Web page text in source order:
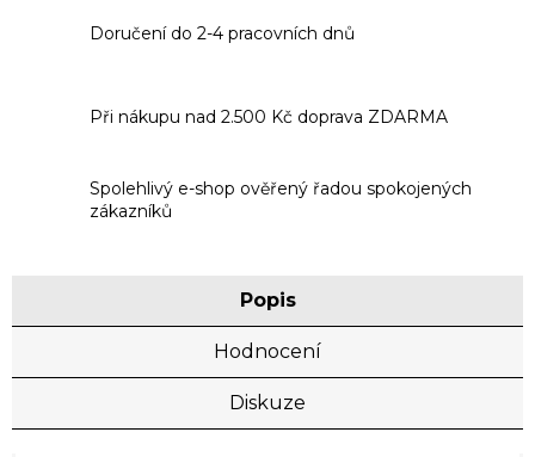
Doručení do 2-4 pracovních dnů
Při nákupu nad 2.500 Kč doprava ZDARMA
Spolehlivý e-shop ověřený řadou spokojených
zákazníků
Popis
Hodnocení
Diskuze